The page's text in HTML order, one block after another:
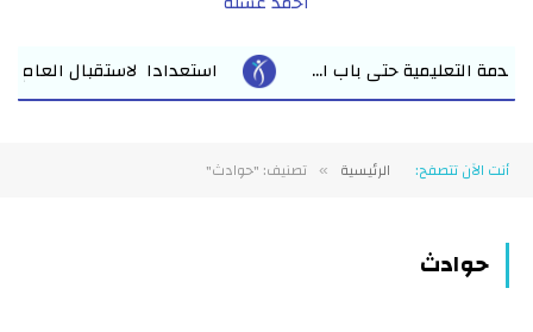
استعدادا لاستقبال العام الدراسي الجديد وكيل أول وزارة
أنت الآن تتصفح: الرئيسية » تصنيف: "حوادث"
حوادث